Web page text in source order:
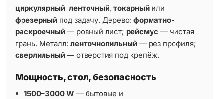
циркулярный, ленточный, токарный или
фрезерный под задачу. Дерево: форматно-
раскроечный — ровный лист; рейсмус — чистая
грань. Металл: ленточнопильный — рез профиля;
сверлильный — отверстия под крепёж.
Мощность, стол, безопасность
1500–3000 W — бытовые и